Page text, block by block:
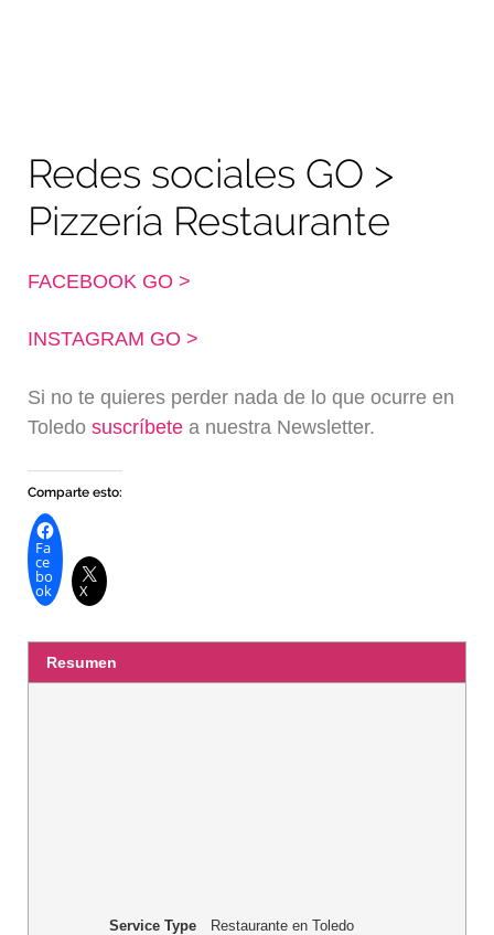
Redes sociales GO >
Pizzería Restaurante
FACEBOOK GO >
INSTAGRAM GO >
Si no te quieres perder nada de lo que ocurre en
Toledosuscríbete a nuestra Newsletter.
Comparte esto:
Fa
ce
bo
ok X
Resumen
Service Type
Restaurante en Toledo